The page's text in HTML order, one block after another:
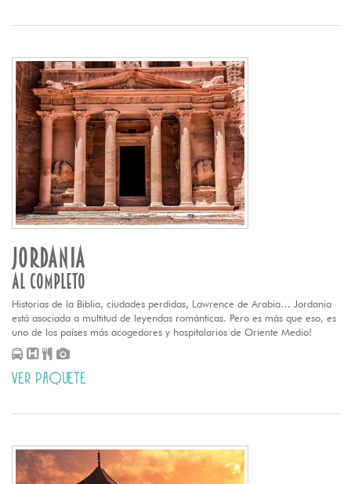
JORDANIA
AL COMPLETO
Historias de la Biblia, ciudades perdidas, Lawrence de Arabia… Jordania
está asociada a multitud de leyendas románticas. Pero es más que eso, es
uno de los países más acogedores y hospitalarios de Oriente Medio!
VER PAQUETE